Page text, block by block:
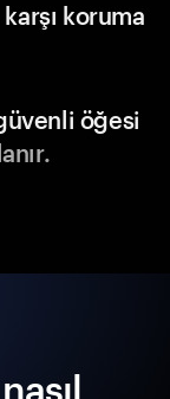
koruma
öğesi